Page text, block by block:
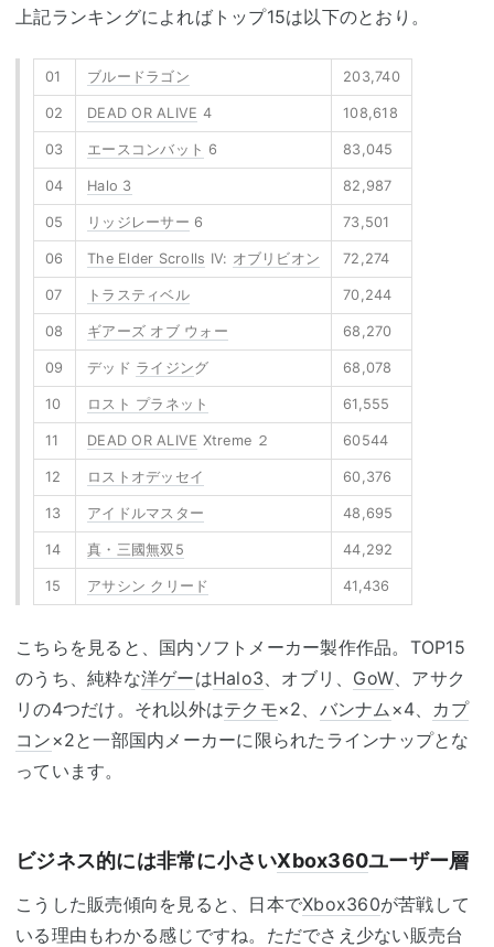
上記ランキングによればトップ15は以下のとおり。
01 ブルードラゴン 203,740
02 DEAD OR ALIVE 4 108,618
03 エースコンバット 6 83,045
04 Halo 3 82,987
05 リッジレーサー 6 73,501
06 The Elder Scrolls IV: オブリビオン 72,274
07 トラスティベル 70,244
08 ギアーズ オブ ウォー 68,270
09 デッド ライジング 68,078
10 ロスト プラネット 61,555
11 DEAD OR ALIVE Xtreme ２ 60544
12 ロストオデッセイ 60,376
13 アイドルマスター 48,695
14 真・三國無双5 44,292
15 アサシン クリード 41,436
こちらを見ると、国内ソフトメーカー製作作品。TOP15
のうち、純粋な洋ゲーはHalo3 、オブリ、 GoW 、アサク
リの4つだけ。それ以外はテクモ×2、 バンナム ×4、 カプ
コン×2と一部国内メーカーに限られたラインナップとな
っています。
ビジネス的には非常に小さいXbox360ユーザー層
こうした販売傾向を見ると、日本でXbox360が苦戦して
いる理由もわかる感じですね。ただでさえ少ない販売台